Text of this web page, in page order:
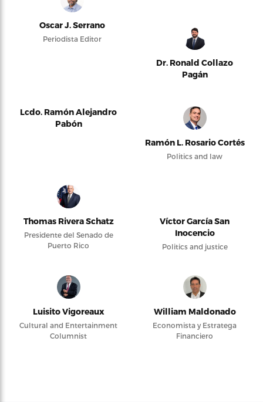
Oscar J. Serrano
Periodista Editor
Dr. Ronald Collazo
Pagán
Lcdo. Ramón Alejandro
Pabón
Ramón L. Rosario Cortés
Politics and law
Thomas Rivera Schatz
Presidente del Senado de
Puerto Rico
Víctor García San
Inocencio
Politics and justice
Luisito Vigoreaux
Cultural and Entertainment
Columnist
William Maldonado
Economista y Estratega
Financiero